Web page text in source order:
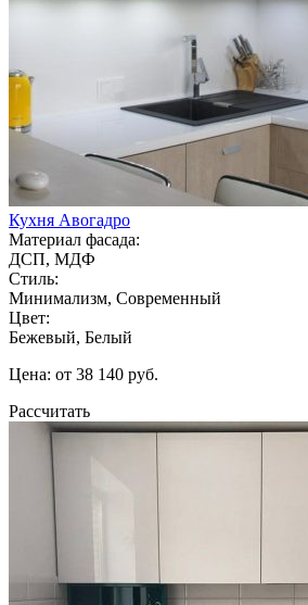
Кухня Авогадро
Материал фасада:
ДСП, МДФ
Стиль:
Минимализм, Современный
Цвет:
Бежевый, Белый
Цена: от 38 140 руб.
Рассчитать